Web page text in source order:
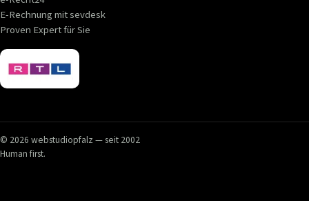
E-Rechnung mit sevdesk
Proven Expert für Sie
© 2026 webstudiopfalz — seit 2002
Human first.